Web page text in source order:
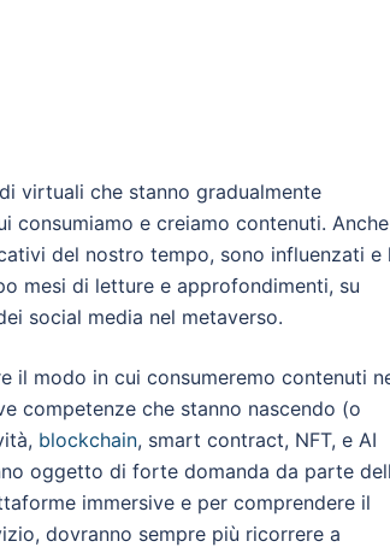
virtuali che stanno gradualmente
e creiamo contenuti.
del nostro tempo, sono influenzati e
mesi di letture e approfondimenti, su
social media nel metaverso.
il modo in cui consumeremo contenuti
competenze che stanno nascendo (o
blockchain, smart contract, NFT, e AI
oggetto di forte domanda da parte
immersive e per comprendere il
dovranno sempre più ricorrere a